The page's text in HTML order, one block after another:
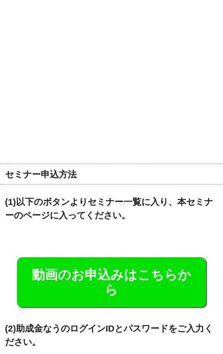
セミナー申込方法
(1)以下のボタンよりセミナー一覧に入り、本セミナ
ーのページに入ってください。
動画のお申込みはこちらか
ら
(2)助成金なうのログインIDとパスワードをご入力く
ださい。